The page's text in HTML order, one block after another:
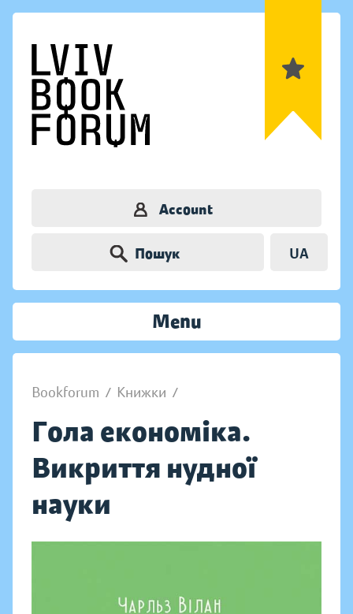
Account
Пошук UA
Menu
Bookforum / Книжки /
Гола економіка.
Викриття нудної
науки